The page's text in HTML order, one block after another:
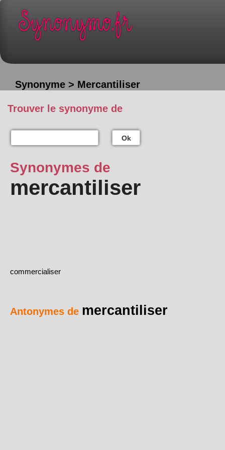
Synonyme > Mercantiliser
Trouver le synonyme de
Ok
Synonymes de
mercantiliser
commercialiser
Antonymes de mercantiliser